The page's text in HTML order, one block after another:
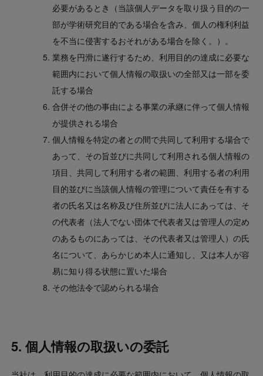
必要があるとき（当該個人データを取り扱う目的の一
部が学術研究目的である場合を含み、個人の権利利益
を不当に侵害するおそれがある場合を除く。）。
業務を円滑に遂行するため、利用目的の達成に必要な
範囲内において個人情報の取扱いの全部又は一部を委
託する場合
合併その他の事由による事業の承継に伴って個人情報
が提供される場合
個人情報を特定の者との間で共同して利用する場合で
あって、その旨並びに共同して利用される個人情報の
項目、共同して利用する者の範囲、利用する者の利用
目的並びに当該個人情報の管理について責任を有する
者の氏名又は名称及び住所並びに法人にあっては、そ
の代表者（法人でない団体で代表者又は管理人の定め
のあるものにあっては、その代表者又は管理人）の氏
名について、あらかじめ本人に通知し、又は本人が容
易に知り得る状態に置いた場合
その他法令で認められる場合
5. 個人情報の取扱いの委託